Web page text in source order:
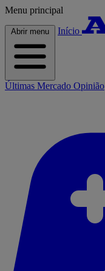
Menu principal
Abrir menu Início
Últimas Mercado Opinião